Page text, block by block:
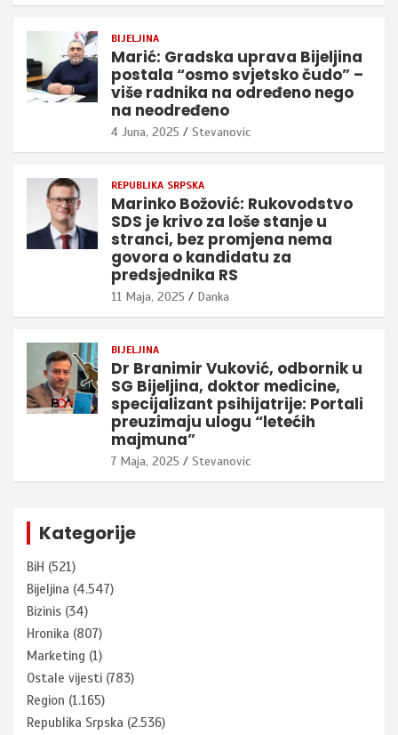
BIJELJINA
Marić: Gradska uprava Bijeljina
postala “osmo svjetsko čudo” –
više radnika na određeno nego
na neodređeno
4 Juna, 2025 Stevanovic
REPUBLIKA SRPSKA
Marinko Božović: Rukovodstvo
SDS je krivo za loše stanje u
stranci, bez promjena nema
govora o kandidatu za
predsjednika RS
11 Maja, 2025 Danka
BIJELJINA
Dr Branimir Vuković, odbornik u
SG Bijeljina, doktor medicine,
specijalizant psihijatrije: Portali
preuzimaju ulogu “letećih
majmuna”
7 Maja, 2025 Stevanovic
Kategorije
BiH (521)
Bijeljina (4.547)
Bizinis (34)
Hronika (807)
Marketing (1)
Ostale vijesti (783)
Region (1.165)
Republika Srpska (2.536)